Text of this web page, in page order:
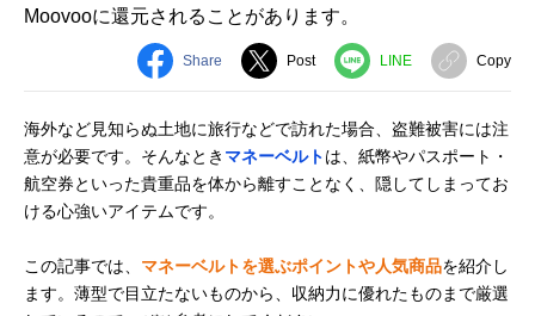
Moovooに還元されることがあります。
Share Post LINE Copy
海外など見知らぬ土地に旅行などで訪れた場合、盗難被害には注
意が必要です。そんなとき マネーベルトは、紙幣やパスポート・
航空券といった貴重品を体から離すことなく、隠してしまってお
ける心強いアイテムです。
この記事では、 マネーベルトを選ぶポイントや人気商品を紹介し
ます。薄型で目立たないものから、収納力に優れたものまで厳選